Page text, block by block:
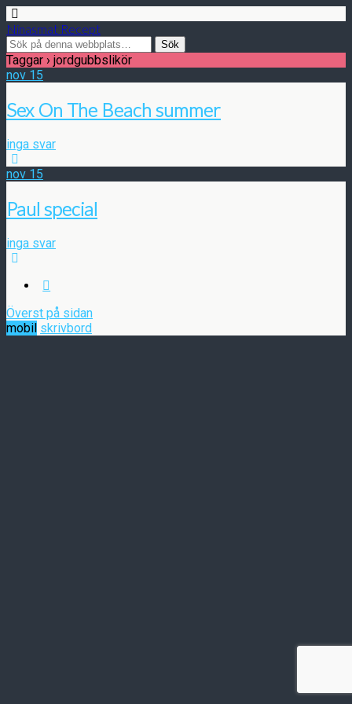
Ninasmat Recept
Taggar › jordgubbslikör
nov 15
Sex On The Beach summer
inga svar
nov 15
Paul special
inga svar
Överst på sidan
mobil skrivbord